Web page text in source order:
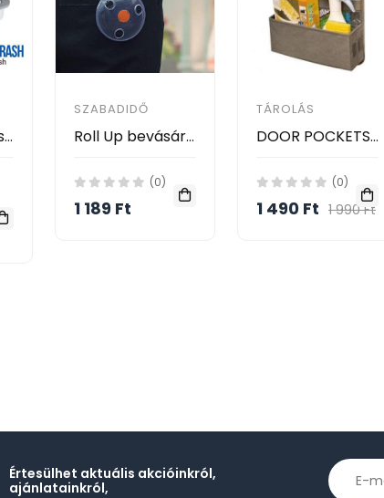
Felakasztható szemeteszsák tartó
SZABADIDŐ
Roll Up bevásárló szatyor / feltekerhető, környezetbarát bevásárlótáska
(0)
1 189 Ft
TÁROLÁS
DOOR POCKETS TÁROLÓ
(0)
1 490 Ft 1 990 Ft
Értesülhet aktuális akcióinkról,
ajánlatainkról,